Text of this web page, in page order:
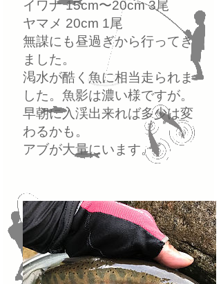
イワナ 15cm〜20cm 3尾
ヤマメ 20cm 1尾
無謀にも昼過ぎから行ってき
ました。
渇水が酷く魚に相当走られま
した。魚影は濃い様ですが。
早朝に入渓出来れば多少は変
わるかも。
アブが大量にいます。